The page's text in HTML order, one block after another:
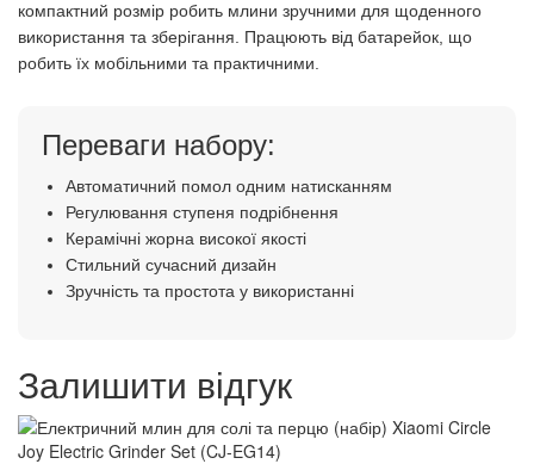
компактний розмір робить млини зручними для щоденного
використання та зберігання. Працюють від батарейок, що
робить їх мобільними та практичними.
Переваги набору:
Автоматичний помол одним натисканням
Регулювання ступеня подрібнення
Керамічні жорна високої якості
Стильний сучасний дизайн
Зручність та простота у використанні
Залишити відгук